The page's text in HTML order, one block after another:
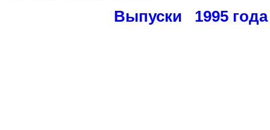
Выпуски 1995 года